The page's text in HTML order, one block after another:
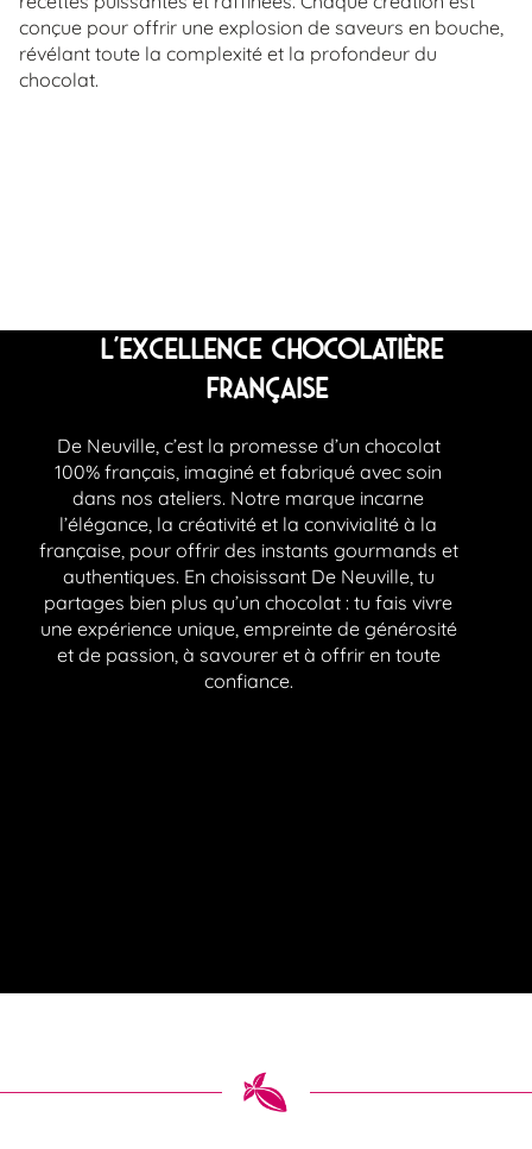
conçue pour offrir une explosion de saveurs en bouche,
révélant toute la complexité et la profondeur du
chocolat.
L’Excellence Chocolatière
Française
De Neuville, c’est la promesse d’un chocolat
100% français, imaginé et fabriqué avec soin
dans nos ateliers. Notre marque incarne
l’élégance, la créativité et la convivialité à la
française, pour offrir des instants gourmands et
authentiques. En choisissant De Neuville, tu
partages bien plus qu’un chocolat : tu fais vivre
une expérience unique, empreinte de générosité
et de passion, à savourer et à offrir en toute
confiance.